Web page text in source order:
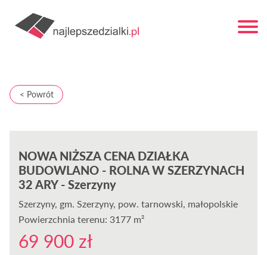
< Powrót
NOWA NIŻSZA CENA DZIAŁKA
BUDOWLANO - ROLNA W SZERZYNACH
32 ARY - Szerzyny
Szerzyny, gm. Szerzyny, pow. tarnowski, małopolskie
Powierzchnia terenu: 3177 m²
69 900 zł